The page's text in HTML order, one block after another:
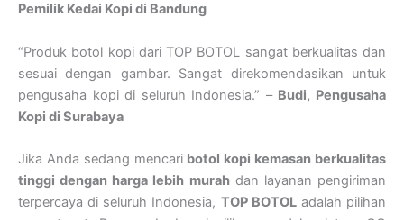
Pemilik Kedai Kopi di Bandung
“Produk botol kopi dari TOP BOTOL sangat berkualitas dan
sesuai dengan gambar. Sangat direkomendasikan untuk
pengusaha kopi di seluruh Indonesia.” – Budi, Pengusaha
Kopi di Surabaya
Jika Anda sedang mencari botol kopi kemasan berkualitas
tinggi dengan harga lebih murahdan layanan pengiriman
terpercaya di seluruh Indonesia, TOP BOTOLadalah pilihan